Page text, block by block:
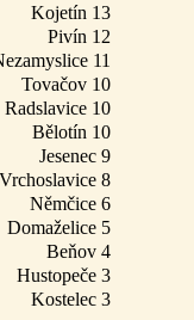
Kojetín 13
Pivín 12
11
Tovačov 10
Radslavice 10
Bělotín 10
Jesenec 9
Vrchoslavice 8
Němčice 6
Domaželice 5
Beňov 4
Hustopeče 3
Kostelec 3